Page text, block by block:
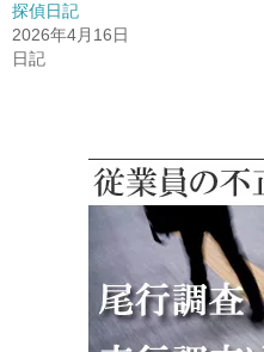
探偵日記
2026年4月16日
日記